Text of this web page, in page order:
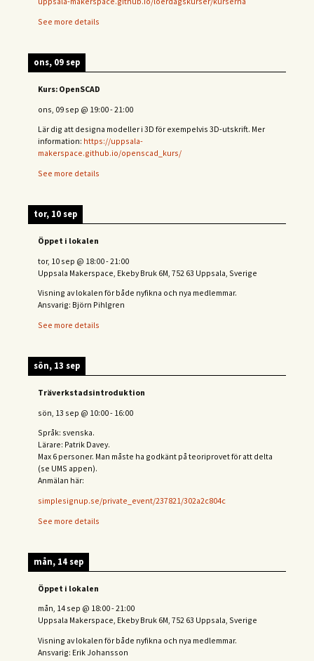
See more details
ons, 09 sep
Kurs: OpenSCAD
ons, 09 sep @ 19:00-21:00
Lär dig att designa modeller i 3D för exempelvis 3D-utskrift. Mer
information: https://uppsala-
makerspace.github.io/openscad_kurs/
See more details
tor, 10 sep
Öppet i lokalen
tor, 10 sep @ 18:00-21:00
Uppsala Makerspace, Ekeby Bruk 6M, 752 63 Uppsala, Sverige
Visning av lokalen för både nyfikna och nya medlemmar.
Ansvarig: Björn Pihlgren
See more details
sön, 13 sep
Träverkstadsintroduktion
sön, 13 sep @ 10:00- 16:00
Språk: svenska.
Lärare: Patrik Davey.
Max 6 personer. Man måste ha godkänt på teoriprovet för att delta
(se UMS appen).
Anmälan här:
simplesignup.se/private_event/237821/302a2c804c
See more details
mån, 14 sep
Öppet i lokalen
mån, 14 sep @ 18:00-21:00
Uppsala Makerspace, Ekeby Bruk 6M, 752 63 Uppsala, Sverige
Visning av lokalen för både nyfikna och nya medlemmar.
Ansvarig: Erik Johansson